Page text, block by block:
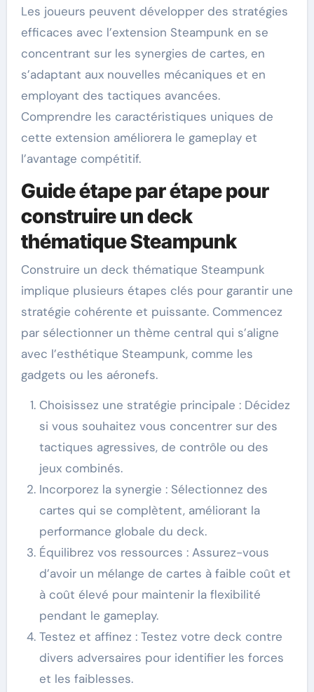
Les joueurs peuvent développer des stratégies
efficaces avec l’extension Steampunk en se
concentrant sur les synergies de cartes, en
s’adaptant aux nouvelles mécaniques et en
employant des tactiques avancées.
Comprendre les caractéristiques uniques de
cette extension améliorera le gameplay et
l’avantage compétitif.
Guide étape par étape pour
construire un deck
thématique Steampunk
Construire un deck thématique Steampunk
implique plusieurs étapes clés pour garantir une
stratégie cohérente et puissante. Commencez
par sélectionner un thème central qui s’aligne
avec l’esthétique Steampunk, comme les
gadgets ou les aéronefs.
Choisissez une stratégie principale : Décidez
si vous souhaitez vous concentrer sur des
tactiques agressives, de contrôle ou des
jeux combinés.
Incorporez la synergie : Sélectionnez des
cartes qui se complètent, améliorant la
performance globale du deck.
Équilibrez vos ressources : Assurez-vous
d’avoir un mélange de cartes à faible coût et
à coût élevé pour maintenir la flexibilité
pendant le gameplay.
Testez et affinez : Testez votre deck contre
divers adversaires pour identifier les forces
et les faiblesses.